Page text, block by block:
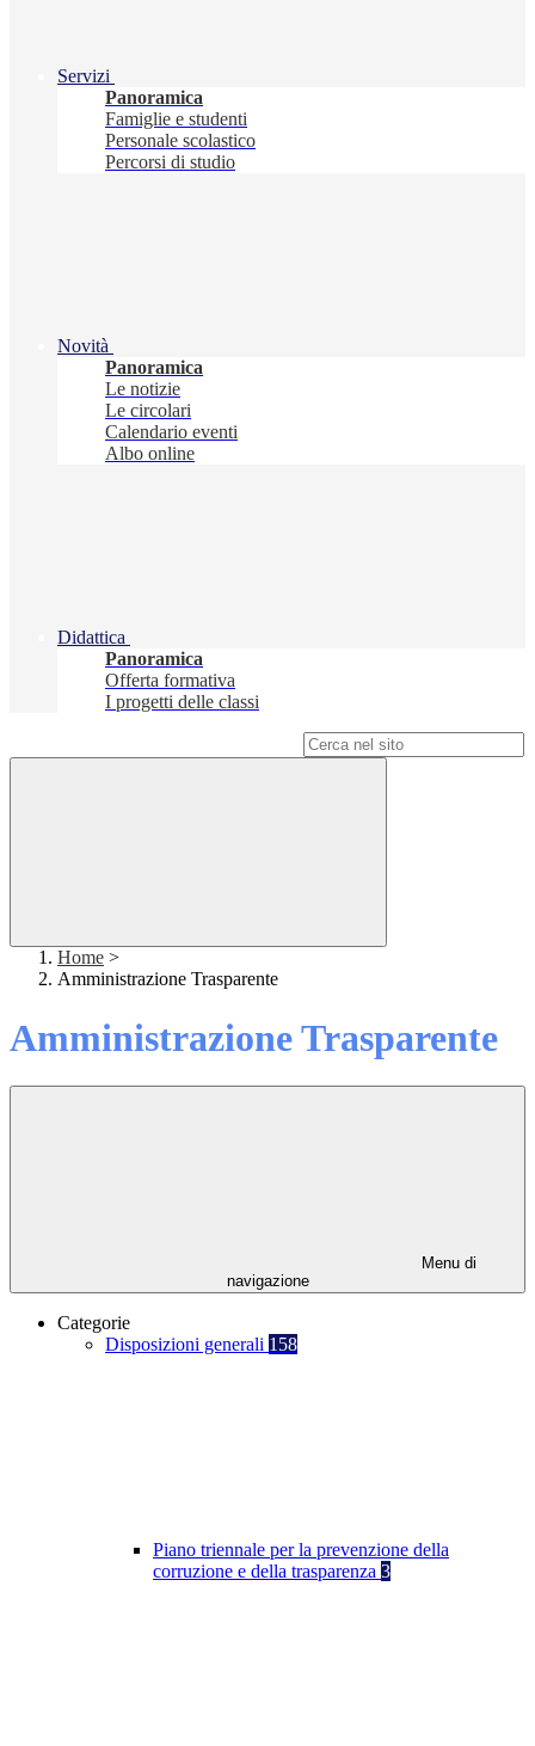
Servizi
Panoramica
Famiglie e studenti
Personale scolastico
Percorsi di studio
Novità
Panoramica
Le notizie
Le circolari
Calendario eventi
Albo online
Didattica
Panoramica
Offerta formativa
I progetti delle classi
Home >
Amministrazione Trasparente
Amministrazione Trasparente
Menu di
navigazione
Categorie
Disposizioni generali 158
Piano triennale per la prevenzione della
corruzione e della trasparenza 3